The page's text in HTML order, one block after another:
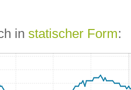
in statischer Form: